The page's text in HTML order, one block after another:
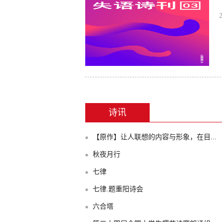
诗讯
【原作】让人联想的内容与形象，在目...
秋夜月行
七律
七律.题重阳诗会
六合塔